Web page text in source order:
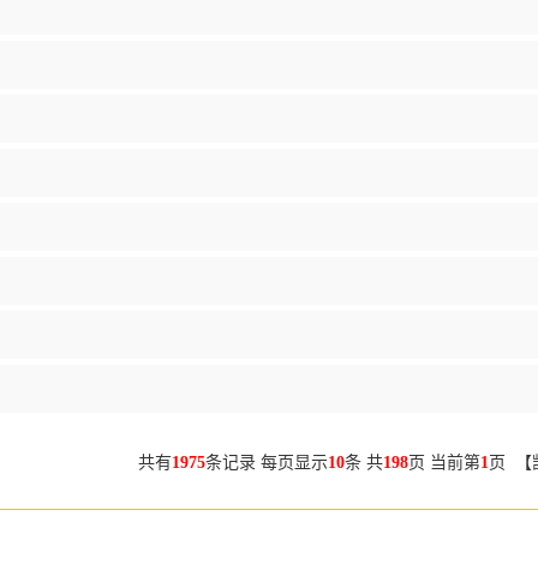
共有1975条记录 每页显示10条 共198页 当前第1页 【